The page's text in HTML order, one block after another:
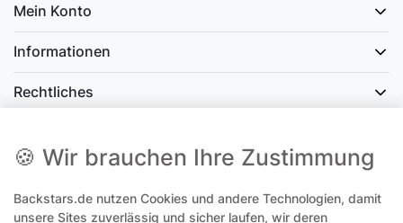
Mein Konto
Informationen
Rechtliches
office@backstars.de
🍪 Wir brauchen Ihre Zustimmung
Backstars.de nutzen Cookies und andere Technologien, damit
unsere Sites zuverlässig und sicher laufen, wir deren